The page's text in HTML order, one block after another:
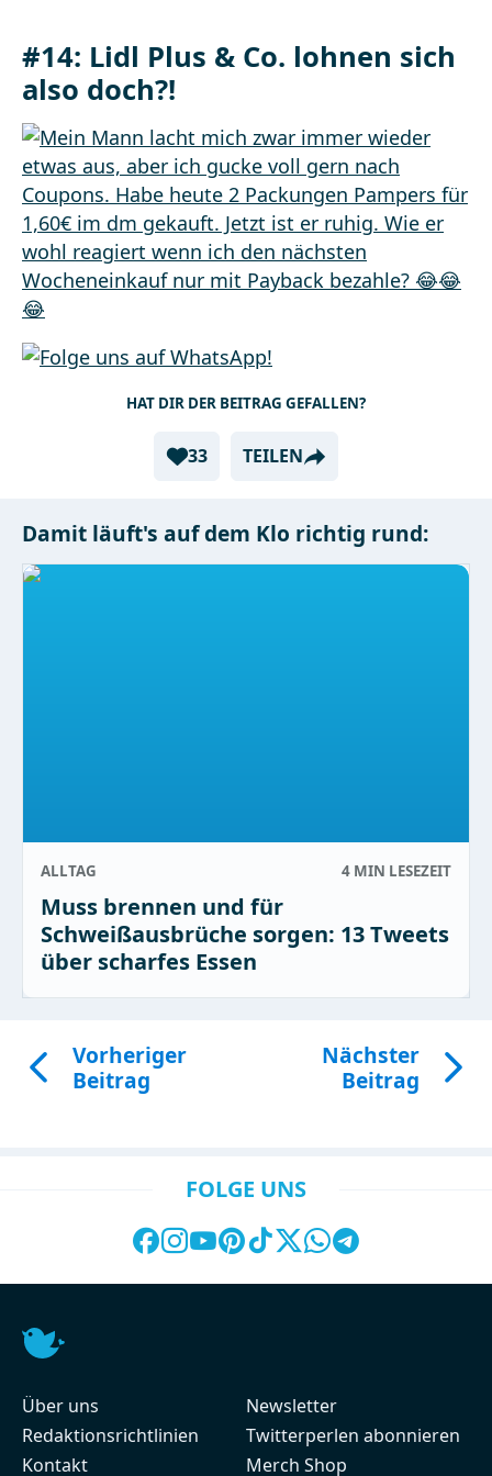
#14: Lidl Plus & Co. lohnen sich
also doch?!
HAT DIR DER BEITRAG GEFALLEN?
33 TEILEN
Damit läuft's auf dem Klo richtig rund:
ALLTAG 4 MIN LESEZEIT
Muss brennen und für
Schweißausbrüche sorgen: 13 Tweets
über scharfes Essen
Vorheriger
Beitrag
Nächster
Beitrag
FOLGE UNS
Über uns
Redaktionsrichtlinien
Kontakt
Newsletter
Twitterperlen abonnieren
Merch Shop